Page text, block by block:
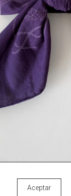
Aceptar